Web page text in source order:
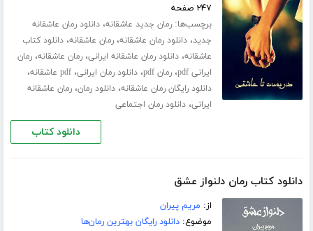
۲۴۷ صفحه
برچسب‌ها:رمان جدید عاشقانه،دانلود رمان عاشقانه
جدید،دانلود رمان عاشقانه،رمان عاشقانه،دانلود کتاب
عاشقانه،دانلود رمان عاشقانه ایرانی،رمان عاشقانه،رمان
ایرانی pdf
،رمان pdf ،دانلود رمان ایرانی،pdf عاشقانه ،
دانلود رایگان رمان عاشقانه،دانلود رمان،رمان عاشقانه
ایرانی،دانلود رمان اجتماعی
دانلود کتاب
دانلود کتاب رمان دلنواز عشق
از: مریم پیران
موضوع:دانلود رایگان بهترین رمان‌ها